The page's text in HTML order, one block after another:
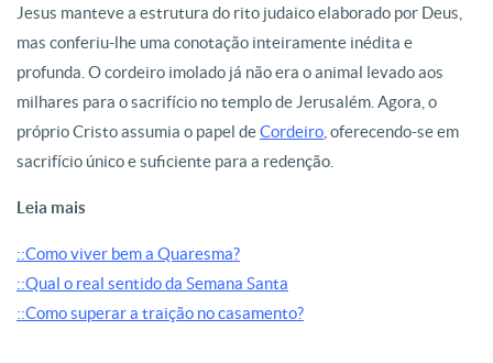
Jesus manteve a estrutura do rito judaico elaborado por Deus,
mas conferiu-lhe uma conotação inteiramente inédita e
profunda. O cordeiro imolado já não era o animal levado aos
milhares para o sacrifício no templo de Jerusalém. Agora, o
próprio Cristo assumia o papel deCordeiro , oferecendo-se em
sacrifício único e suficiente para a redenção.
Leia mais
::Como viver bem a Quaresma?
::Qual o real sentido da Semana Santa
::Como superar a traição no casamento?